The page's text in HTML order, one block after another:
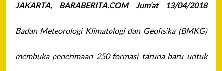
JAKARTA, BARABERITA.COM Jum’at 13/04/2018
Badan Meteorologi Klimatologi dan Geofisika (BMKG)
membuka penerimaan 250 formasi taruna baru untuk